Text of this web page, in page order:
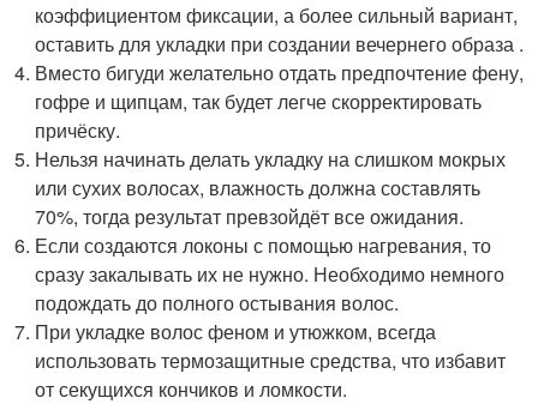
коэффициентом фиксации, а более сильный вариант,
оставить для укладки при создании вечернего образа .
Вместо бигуди желательно отдать предпочтение фену,
гофре и щипцам, так будет легче скорректировать
причёску.
Нельзя начинать делать укладку на слишком мокрых
или сухих волосах, влажность должна составлять
70%, тогда результат превзойдёт все ожидания.
Если создаются локоны с помощью нагревания, то
сразу закалывать их не нужно. Необходимо немного
подождать до полного остывания волос.
При укладке волос феном и утюжком, всегда
использовать термозащитные средства, что избавит
от секущихся кончиков и ломкости.